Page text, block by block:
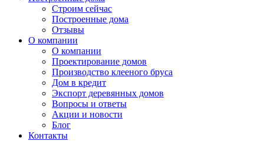
Строим сейчас
Построенные дома
Отзывы
О компании
О компании
Проектирование домов
Производство клееного бруса
Дом в кредит
Экспорт деревянных домов
Вопросы и ответы
Акции и новости
Блог
Контакты